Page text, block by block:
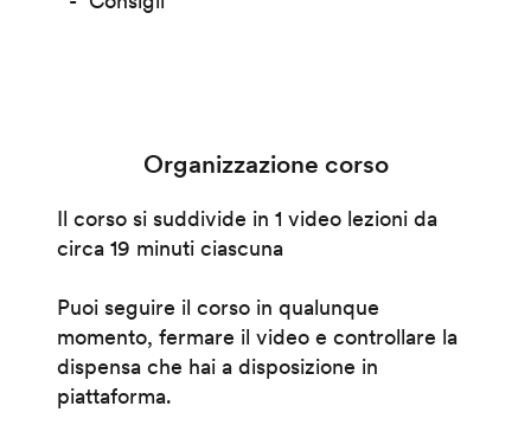
Organizzazione corso
Il corso si suddivide in 1 video lezioni da
circa 19 minuti ciascuna
Puoi seguire il corso in qualunque
momento, fermare il video e controllare la
dispensa che hai a disposizione in
piattaforma.